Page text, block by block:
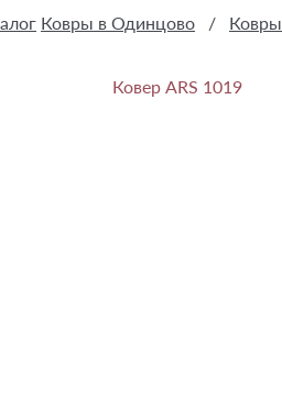
Ковры в Одинцово /